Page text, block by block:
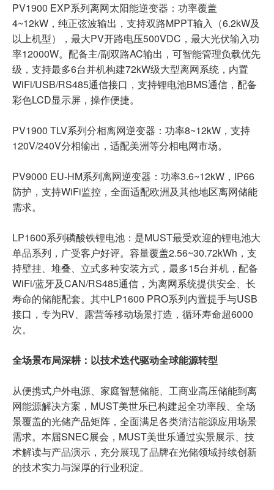
PV1900 EXP系列离网太阳能逆变器：功率覆盖
4~12kW，纯正弦波输出，支持双路MPPT输入（6.2kW及
以上机型），最大PV开路电压500VDC，最大光伏输入功
率12000W。配备主/副双路AC输出，可智能管理负载优先
级，支持最多6台并机构建72kW级大型离网系统，内置
WiFi/USB/RS485通信接口，支持锂电池BMS通信，配备
彩色LCD显示屏，操作便捷。
PV1900 TLV系列分相离网逆变器：功率8~12kW，支持
120V/240V分相输出，适配美洲等分相电网市场。
PV9000 EU-HM系列离网逆变器：功率3.6~12kW，IP66
防护，支持WiFi监控，全面适配欧洲及其他地区离网储能
需求。
LP1600系列磷酸铁锂电池：是MUST最受欢迎的锂电池大
单品系列，广受客户好评。容量覆盖2.56~30.72kWh，支
持壁挂、堆叠、立式多种安装方式，最多15台并机，配备
WiFi/蓝牙及CAN/RS485通信，为离网系统提供安全、长
寿命的储能配套。其中LP1600 PRO系列内置提手与USB
接口，专为RV、露营等移动场景打造，循环寿命超6000
次。
全场景布局深耕：以技术迭代驱动全球能源转型
从便携式户外电源、家庭智慧储能、工商业高压储能到离
网能源解决方案，MUST美世乐已构建起全功率段、全场
景覆盖的光储产品矩阵，全面满足各类清洁能源应用场景
需求。本届SNEC展会，MUST美世乐通过实景展示、技
术解读与产品演示，充分展现了品牌在光储领域持续创新
的技术实力与深厚的行业积淀。